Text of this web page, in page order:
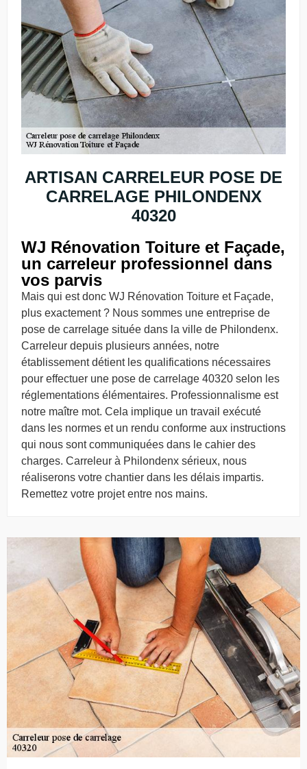
ARTISAN CARRELEUR POSE DE
CARRELAGE PHILONDENX
40320
WJ Rénovation Toiture et Façade,
un carreleur professionnel dans
vos parvis
Mais qui est donc WJ Rénovation Toiture et Façade,
plus exactement ? Nous sommes une entreprise de
pose de carrelage située dans la ville de Philondenx.
Carreleur depuis plusieurs années, notre
établissement détient les qualifications nécessaires
pour effectuer une pose de carrelage 40320 selon les
réglementations élémentaires. Professionnalisme est
notre maître mot. Cela implique un travail exécuté
dans les normes et un rendu conforme aux instructions
qui nous sont communiquées dans le cahier des
charges. Carreleur à Philondenx sérieux, nous
réaliserons votre chantier dans les délais impartis.
Remettez votre projet entre nos mains.